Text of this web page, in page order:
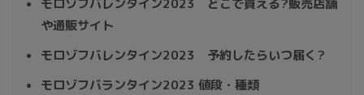
モロゾフバレンタイン2023 どこで買える?販売店舗
や通販サイト
モロゾフバレンタイン2023 予約したらいつ届く?
モロゾフバランタイン2023 値段・種類